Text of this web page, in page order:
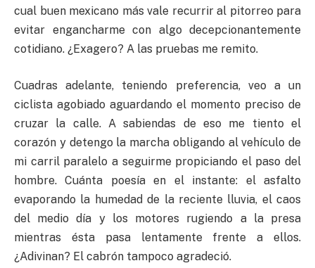
cual buen mexicano más vale recurrir al pitorreo para
evitar engancharme con algo decepcionantemente
cotidiano. ¿Exagero? A las pruebas me remito.
Cuadras adelante, teniendo preferencia, veo a un
ciclista agobiado aguardando el momento preciso de
cruzar la calle. A sabiendas de eso me tiento el
corazón y detengo la marcha obligando al vehículo de
mi carril paralelo a seguirme propiciando el paso del
hombre. Cuánta poesía en el instante: el asfalto
evaporando la humedad de la reciente lluvia, el caos
del medio día y los motores rugiendo a la presa
mientras ésta pasa lentamente frente a ellos.
¿Adivinan? El cabrón tampoco agradeció.